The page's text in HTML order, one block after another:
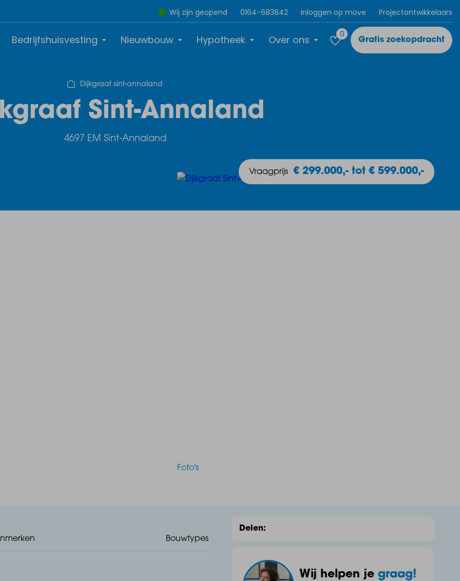
Wij zijn geopend 0164-683842 Inloggen op move Projectontwikkelaars
Bedrijfshuisvesting Nieuwbouw Hypotheek Over ons 0
Gratis zoekopdracht
Dijkgraaf sint-annaland
Sint-Annaland
4697 EM Sint-Annaland
Vraagprijs € 299.000,- tot € 599.000,-
Foto's
Bouwtypes
Delen:
Wij helpen je graag!